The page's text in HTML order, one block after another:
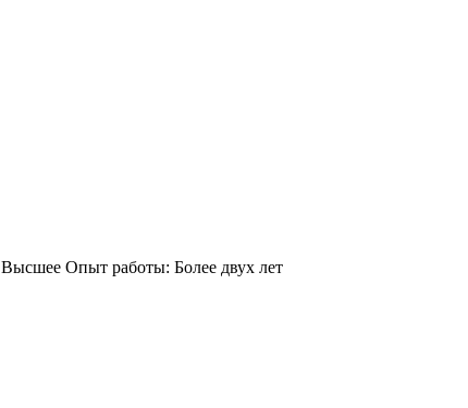
Высшее Опыт работы: Более двух лет